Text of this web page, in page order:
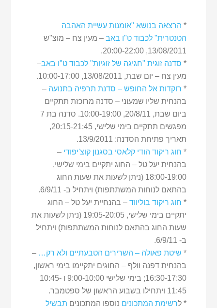
* הרצאה בנושא "אומנות עשיית האהבה
הטנטרית" לכבוד ט"ו באב – מעין צח – מוצ"ש
13/08/2011, 20:00-22:00.
* סדנה זוגית "חגיגה של זוגיות" לכבוד ט"ו באב–
מעין צח – יום שבת, 13/08/2011, 10:00-17:00.
* רוקדות אל החופש – סדנת תרפיה בתנועה –
בהנחית שליו שמעוני – סדנה מרוכזת תתקיים
ביום שבת, 20/8/11, 10:00-19:00. סדנה בת 7
מפגשים תתקיים בימי שלישי, 20:15-21:45,
תאריך פתיחת הסדנה: 13/9/2011.
* חוג ריקוד הודי קלאסי בסגנון קוצ'יפודי –
בהנחית יעל טל – החוג יתקיים בימי שלישי,
18:00-19:00 (ניתן לשעות את שעות החוג
בהתאם לנוחות המשתתפות) ויתחיל ב- 6/9/11.
* חוג ריקוד בוליווד – בהנחיית יעל טל – החוג
יתקיים בימי שלישי, 19:05-20:05 (ניתן לשעות את
שעות החוג בהתאם לנוחות המשתתפות) ויתחיל
ב- 6/9/11.
* שיטת פאולה – השרירים הטבעתיים ולא רק… –
בהנחית דפנה וולף – החוגים יתקיימו בימי ראשון,
16:30-17:30; בימי שלישי 9:00-10:00 ו 10:45-
11:45 ויתחילו בשבוע הראשון של ספטמבר.
* לרשימת המתכונים נוספו המתכונים תבשיל